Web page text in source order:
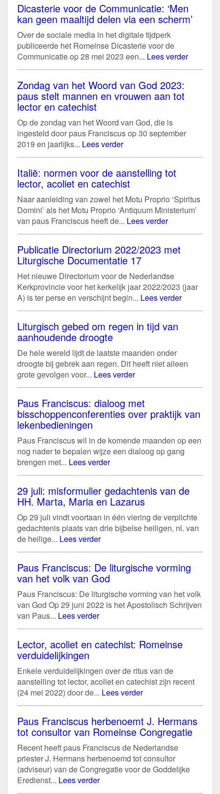
Dicasterie voor de Communicatie: ‘Men
kan geen maaltijd delen via een scherm’
Over de sociale media in het digitale tijdperk
publiceerde het Romeinse Dicasterie voor de
Communicatie op 28 mei 2023 een... Lees verder
Zondag van het Woord van God 2023:
paus stelt mannen en vrouwen aan tot
lector en catechist
Op de zondag van het Woord van God, die is
ingesteld door paus Franciscus op 30 september
2019 en jaarlijks... Lees verder
Italië: normen voor de aanstelling tot
lector, acoliet en catechist
Naar aanleiding van zowel het Motu Proprio ‘Spiritus
Domini’ als het Motu Proprio ‘Antiquum Ministerium’
van paus Franciscus heeft de... Lees verder
Publicatie Directorium 2022/2023 met
Liturgische Documentatie 17
Het nieuwe Directorium voor de Nederlandse
Kerkprovincie voor het kerkelijk jaar 2022/2023 (jaar
A) is ter perse en verschijnt begin... Lees verder
Liturgisch gebed om regen in tijd van
aanhoudende droogte
De hele wereld lijdt de laatste maanden onder
droogte bij gebrek aan regen. Dit heeft niet alleen
grote gevolgen voor... Lees verder
Paus Franciscus: dialoog met
bisschoppenconferenties over praktijk van
lekenbedieningen
Paus Franciscus wil in de komende maanden op een
nog nader te bepalen wijze een dialoog op gang
brengen met... Lees verder
29 juli: misformulier gedachtenis van de
HH. Marta, Maria en Lazarus
Op 29 juli vindt voortaan in één viering de verplichte
gedachtenis plaats van drie bijbelse heiligen, nl. van
de heilige... Lees verder
Paus Franciscus: De liturgische vorming
van het volk van God
Paus Franciscus: De liturgische vorming van het volk
van God Op 29 juni 2022 is het Apostolisch Schrijven
van Paus... Lees verder
Lector, acoliet en catechist: Romeinse
verduidelijkingen
Enkele verduidelijkingen over de ritus van de
aanstelling tot lector, acoliet en catechist zijn recent
(24 mei 2022) door de... Lees verder
Paus Franciscus herbenoemt J. Hermans
tot consultor van Romeinse Congregatie
Recent heeft paus Franciscus de Nederlandse
priester J. Hermans herbenoemd tot consultor
(adviseur) van de Congregatie voor de Goddelijke
Eredienst... Lees verder